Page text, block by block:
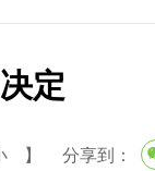
定
】 分享到：